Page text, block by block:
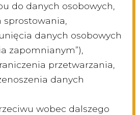
do danych osobowych,
sprostowania,
danych osobowych
zapomnianym”),
przetwarzania,
danych
wobec dalszego